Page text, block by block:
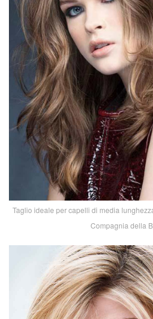
Taglio ideale per capelli di media
Compagnia della